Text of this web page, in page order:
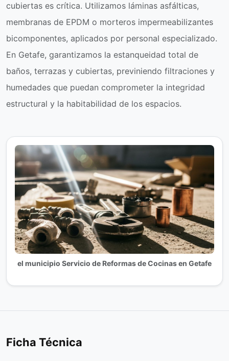
cubiertas es crítica. Utilizamos láminas asfálticas,
membranas de EPDM o morteros impermeabilizantes
bicomponentes, aplicados por personal especializado.
En Getafe, garantizamos la estanqueidad total de
baños, terrazas y cubiertas, previniendo filtraciones y
humedades que puedan comprometer la integridad
estructural y la habitabilidad de los espacios.
el municipio Servicio de Reformas de Cocinas en Getafe
Ficha Técnica